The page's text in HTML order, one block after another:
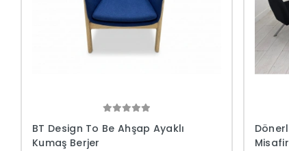
BT Design To Be Ahşap Ayaklı
Kumaş Berjer